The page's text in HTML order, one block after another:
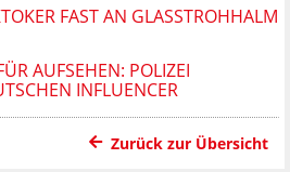
FAST AN GLASSTROHHALM
AUFSEHEN: POLIZEI
INFLUENCER
Zurück zur Übersicht